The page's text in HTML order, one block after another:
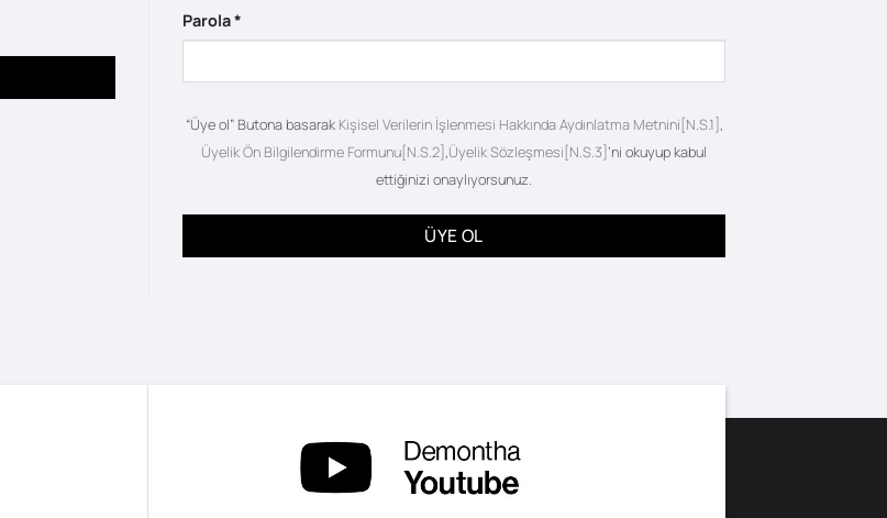
Parola*
“Üye ol” Butona basarak Kişisel Verilerin İşlenmesi Hakkında Aydınlatma Metnini[N.S.1],
Üyelik Ön Bilgilendirme Formunu[N.S.2],Üyelik Sözleşmesi[N.S.3]’ni okuyup kabul
ettiğinizi onaylıyorsunuz.
ÜYE OL